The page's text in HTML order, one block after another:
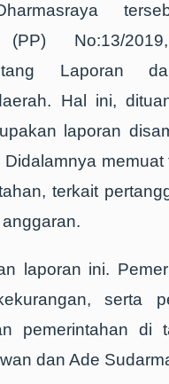
(PP) No:13/
Laporan
Hal ini,
laporan
memuat
terkait
laporan ini.
serta
pemerintahan di
dan Ade